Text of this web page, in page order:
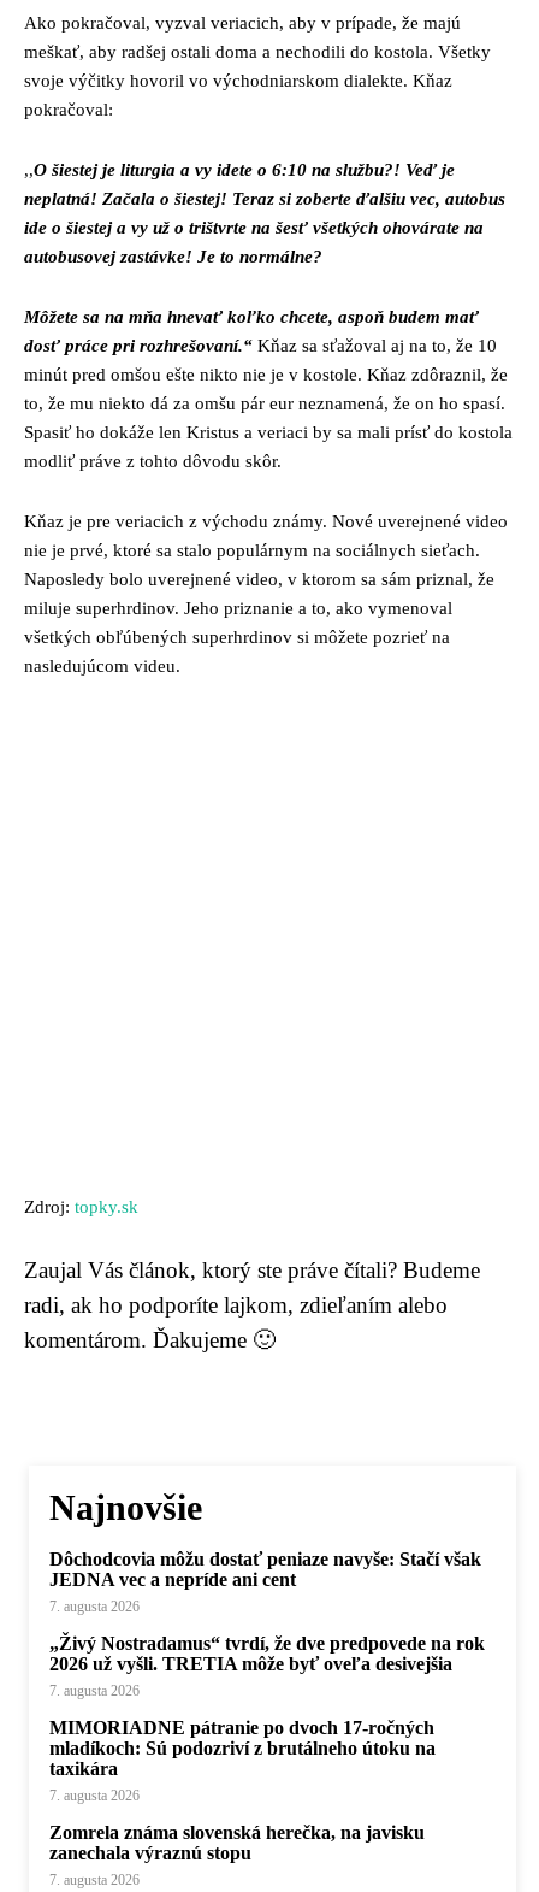
Ako pokračoval, vyzval veriacich, aby v prípade, že majú
meškať, aby radšej ostali doma a nechodili do kostola. Všetky
svoje výčitky hovoril vo východniarskom dialekte. Kňaz
pokračoval:
,,O šiestej je liturgia a vy idete o 6:10 na službu?! Veď je
neplatná! Začala o šiestej! Teraz si zoberte ďalšiu vec, autobus
ide o šiestej a vy už o trištvrte na šesť všetkých ohovárate na
autobusovej zastávke! Je to normálne?
Môžete sa na mňa hnevať koľko chcete, aspoň budem mať
dosť práce pri rozhrešovaní.“ Kňaz sa sťažoval aj na to, že 10
minút pred omšou ešte nikto nie je v kostole. Kňaz zdôraznil, že
to, že mu niekto dá za omšu pár eur neznamená, že on ho spasí.
Spasiť ho dokáže len Kristus a veriaci by sa mali prísť do kostola
modliť práve z tohto dôvodu skôr.
Kňaz je pre veriacich z východu známy. Nové uverejnené video
nie je prvé, ktoré sa stalo populárnym na sociálnych sieťach.
Naposledy bolo uverejnené video, v ktorom sa sám priznal, že
miluje superhrdinov. Jeho priznanie a to, ako vymenoval
všetkých obľúbených superhrdinov si môžete pozrieť na
nasledujúcom videu.
Zdroj: topky.sk
Zaujal Vás článok, ktorý ste práve čítali? Budeme
radi, ak ho podporíte lajkom, zdieľaním alebo
komentárom. Ďakujeme 🙂
Najnovšie
Dôchodcovia môžu dostať peniaze navyše: Stačí však
JEDNA vec a nepríde ani cent
7. augusta 2026
„Živý Nostradamus“ tvrdí, že dve predpovede na rok
2026 už vyšli. TRETIA môže byť oveľa desivejšia
7. augusta 2026
MIMORIADNE pátranie po dvoch 17-ročných
mladíkoch: Sú podozriví z brutálneho útoku na
taxikára
7. augusta 2026
Zomrela známa slovenská herečka, na javisku
zanechala výraznú stopu
7. augusta 2026